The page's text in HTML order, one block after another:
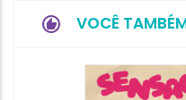
VOCÊ